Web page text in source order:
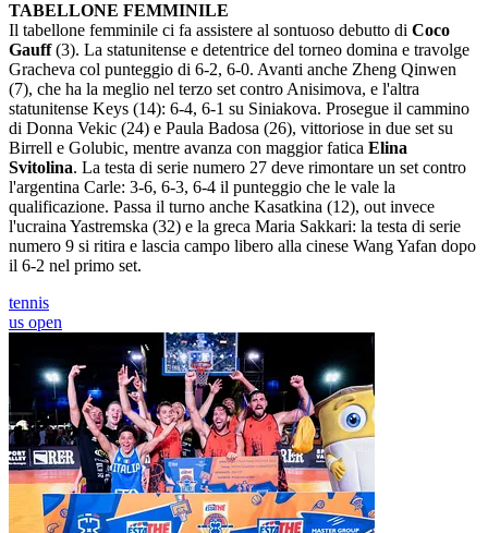
TABELLONE FEMMINILE
Il tabellone femminile ci fa assistere al sontuoso debutto di Coco
Gauff(3). La statunitense e detentrice del torneo domina e travolge
Gracheva col punteggio di 6-2, 6-0. Avanti anche Zheng Qinwen
(7), che ha la meglio nel terzo set contro Anisimova, e l'altra
statunitense Keys (14): 6-4, 6-1 su Siniakova. Prosegue il cammino
di Donna Vekic (24) e Paula Badosa (26), vittoriose in due set su
Birrell e Golubic, mentre avanza con maggior fatica Elina
Svitolina. La testa di serie numero 27 deve rimontare un set contro
l'argentina Carle: 3-6, 6-3, 6-4 il punteggio che le vale la
qualificazione. Passa il turno anche Kasatkina (12), out invece
l'ucraina Yastremska (32) e la greca Maria Sakkari: la testa di serie
numero 9 si ritira e lascia campo libero alla cinese Wang Yafan dopo
il 6-2 nel primo set.
tennis
us open